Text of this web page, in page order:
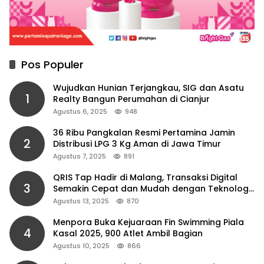
Pos Populer
1
Wujudkan Hunian Terjangkau, SIG dan Asatu
Realty Bangun Perumahan di Cianjur
Agustus 6, 2025 948
2
36 Ribu Pangkalan Resmi Pertamina Jamin
Distribusi LPG 3 Kg Aman di Jawa Timur
Agustus 7, 2025 891
3
QRIS Tap Hadir di Malang, Transaksi Digital
Semakin Cepat dan Mudah dengan Teknologi
NFC
Agustus 13, 2025 870
4
Menpora Buka Kejuaraan Fin Swimming Piala
Kasal 2025, 900 Atlet Ambil Bagian
Agustus 10, 2025 866